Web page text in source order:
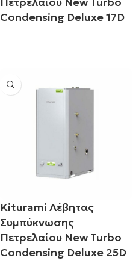
Condensing Deluxe 17D
Kiturami Λέβητας
Συμπύκνωσης
Πετρελαίου New Turbo
Condensing Deluxe 25D